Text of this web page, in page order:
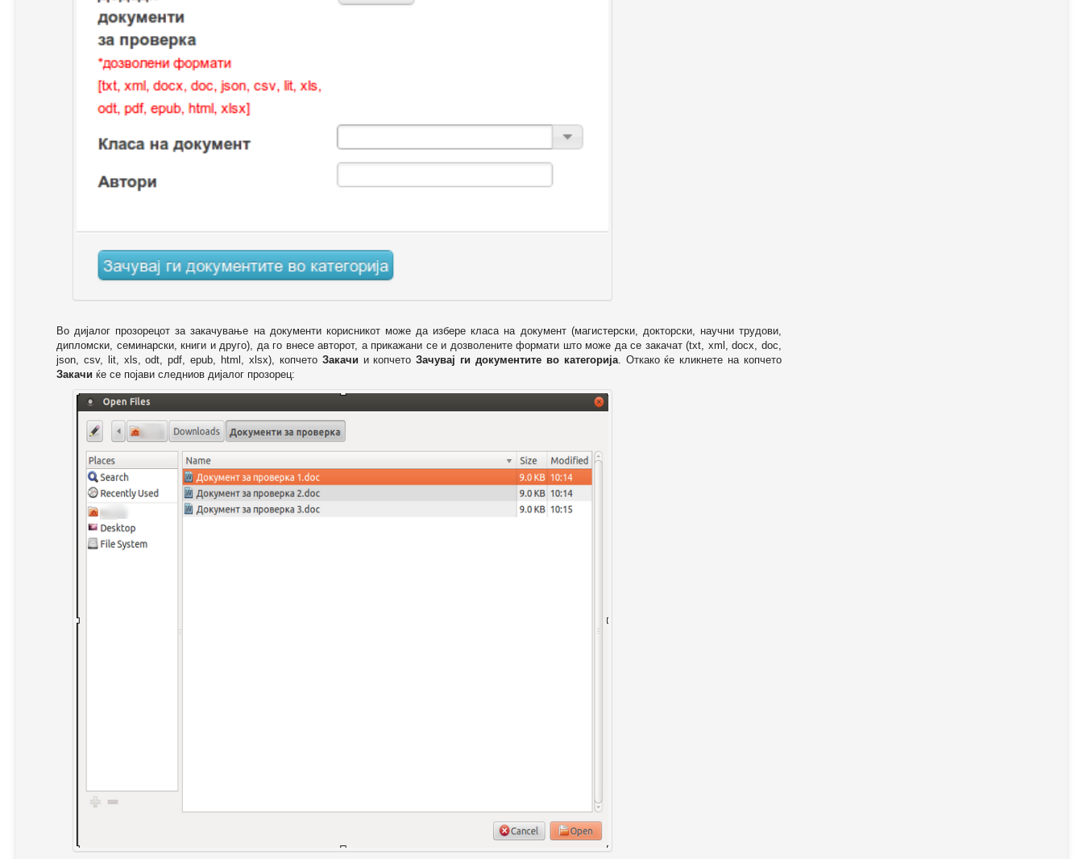
Во дијалог прозорецот за закачување на документи корисникот може да избере класа на документ (магистерски, докторски, научни трудови,
дипломски, семинарски, книги и друго), да го внесе авторот, а прикажани се и дозволените формати што може да се закачат (txt, xml, docx, doc,
json, csv, lit, xls, odt, pdf, epub, html, xlsx), копчето Закачи и копчетоЗачувај ги документите во категорија. Откако ќе кликнете на копчето
Закачи ќе се појави следниов дијалог прозорец: